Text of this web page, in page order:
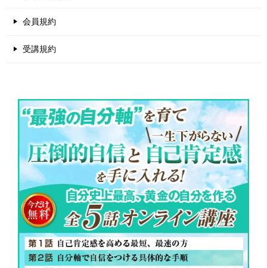
会員規約
受講規約